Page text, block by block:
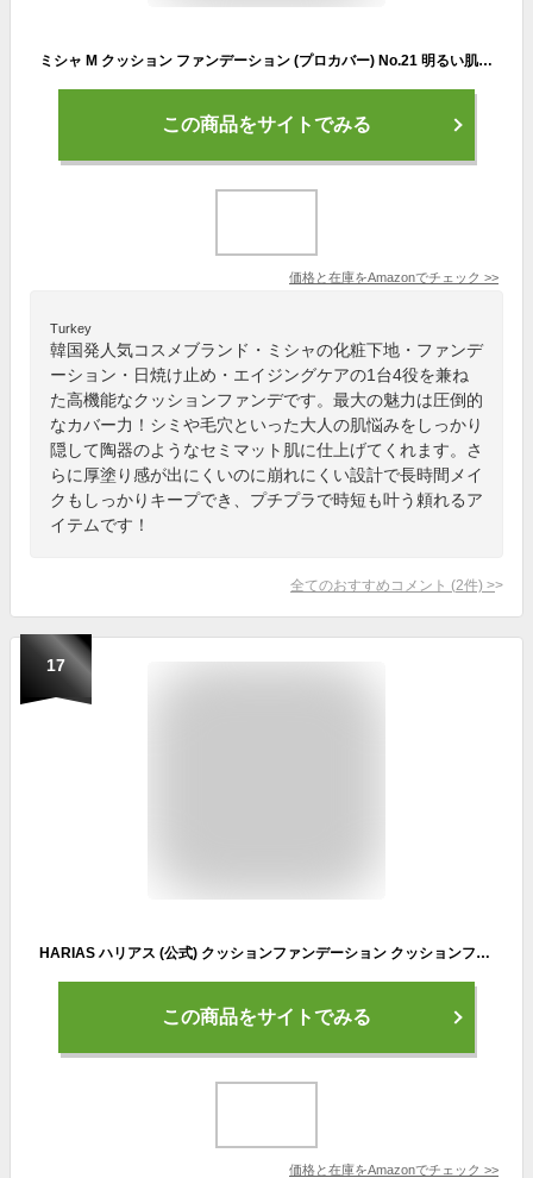
ミシャ M クッション ファンデーション (プロカバー) No.21 明るい肌色 (15g)
この商品をサイトでみる
価格と在庫をAmazonでチェック >>
Turkey
韓国発人気コスメブランド・ミシャの化粧下地・ファンデ
ーション・日焼け止め・エイジングケアの1台4役を兼ね
た高機能なクッションファンデです。最大の魅力は圧倒的
なカバー力！シミや毛穴といった大人の肌悩みをしっかり
隠して陶器のようなセミマット肌に仕上げてくれます。さ
らに厚塗り感が出にくいのに崩れにくい設計で長時間メイ
クもしっかりキープでき、プチプラで時短も叶う頼れるア
イテムです！
全てのおすすめコメント (2件) >
17
HARIAS ハリアス (公式) クッションファンデーション クッションファンデ SPF50+ ナイアシンアミド 医薬部外品 美容液 ファンデーション 人気ランキング (オークル)
この商品をサイトでみる
価格と在庫をAmazonでチェック >>